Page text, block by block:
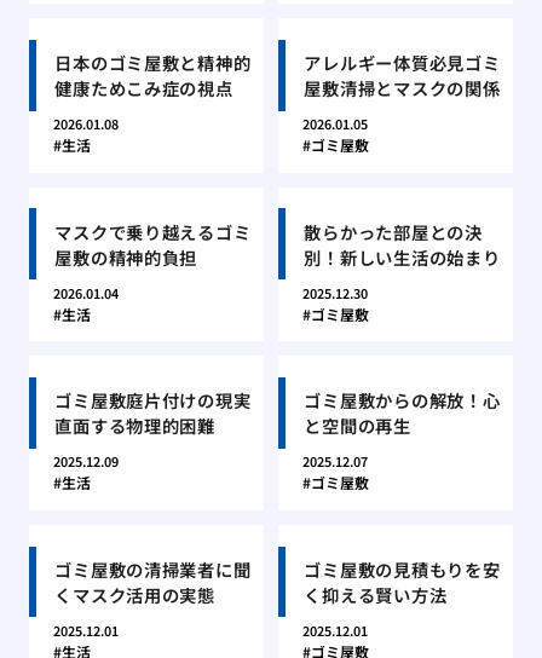
日本のゴミ屋敷と精神的
健康ためこみ症の視点
2026.01.08
生活
アレルギー体質必見ゴミ
屋敷清掃とマスクの関係
2026.01.05
ゴミ屋敷
マスクで乗り越えるゴミ
屋敷の精神的負担
2026.01.04
生活
散らかった部屋との決
別！新しい生活の始まり
2025.12.30
ゴミ屋敷
ゴミ屋敷庭片付けの現実
直面する物理的困難
2025.12.09
生活
ゴミ屋敷からの解放！心
と空間の再生
2025.12.07
ゴミ屋敷
ゴミ屋敷の清掃業者に聞
くマスク活用の実態
2025.12.01
生活
ゴミ屋敷の見積もりを安
く抑える賢い方法
2025.12.01
ゴミ屋敷